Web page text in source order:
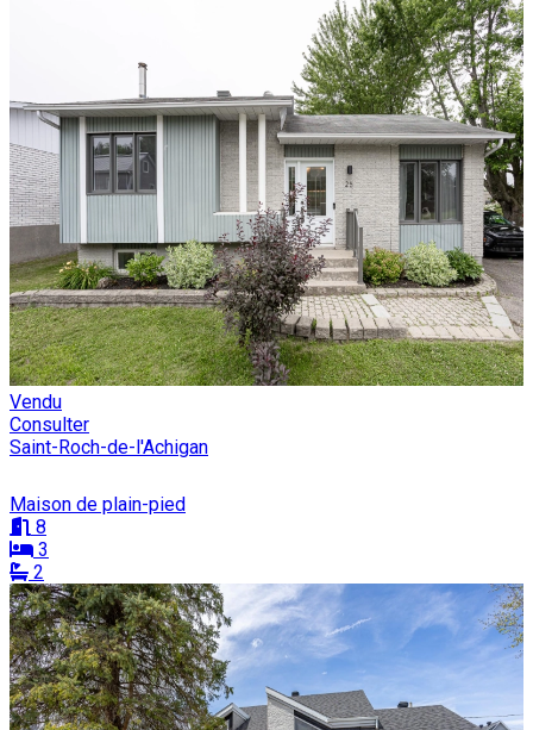
Vendu
Consulter
Saint-Roch-de-l'Achigan
Maison de plain-pied
8
3
2